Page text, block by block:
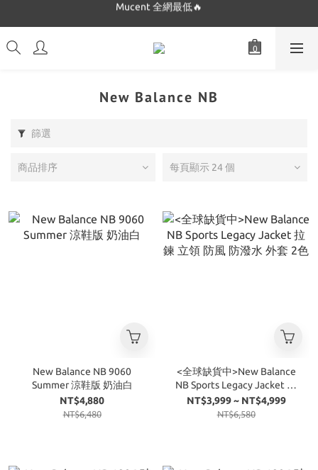
Dickies 最低$280起🔥
New Balance NB
篩選
商品排序 每頁顯示 24 個
New Balance NB 9060
Summer 涼鞋版 奶油白
NT$4,880
NT$6,480
<全球缺貨中>New Balance
NB Sports Legacy Jacket 拉
鍊 立領 防風 防潑水 外套 2色
NT$3,999 ~ NT$4,999
NT$6,580